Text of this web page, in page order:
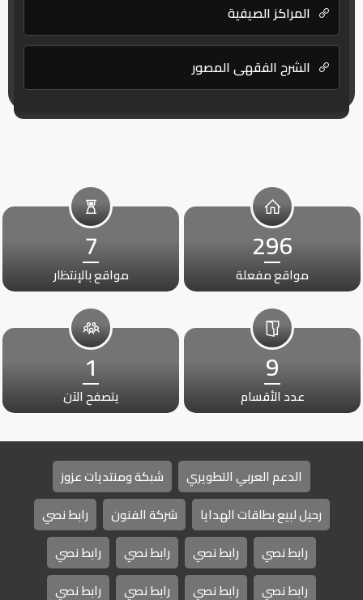
المراكز الصيفية
الشرح الفقهي المصور
296
مواقع مفعلة
7
مواقع بالإنتظار
9
عدد الأقسام
1
يتصفح الآن
الدعم العربي التطويري
شبكة ومنتديات عزوز
رحيل لبيع بطاقات الهدايا
شركة الفنون
رابط نصي
رابط نصي
رابط نصي رابط نصي
رابط نصي
رابط نصي
رابط نصي رابط نصي رابط نصي